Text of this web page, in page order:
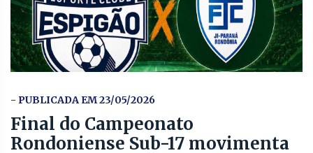
- PUBLICADA EM 23/05/2026
Final do Campeonato
Rondoniense Sub-17 movimenta